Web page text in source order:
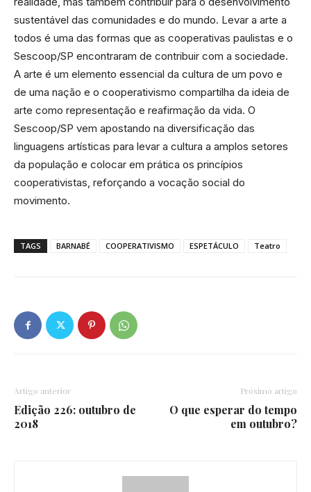
sustentável das comunidades e do mundo. Levar a arte a
todos é uma das formas que as cooperativas paulistas e o
Sescoop/SP encontraram de contribuir com a sociedade.
A arte é um elemento essencial da cultura de um povo e
de uma nação e o cooperativismo compartilha da ideia de
arte como representação e reafirmação da vida. O
Sescoop/SP vem apostando na diversificação das
linguagens artísticas para levar a cultura a amplos setores
da população e colocar em prática os princípios
cooperativistas, reforçando a vocação social do
movimento.
TAGS BARNABÉ COOPERATIVISMO ESPETÁCULO Teatro
Artigo anterior
Edição 226: outubro de
2018
Próximo artigo
O que esperar do tempo
em outubro?